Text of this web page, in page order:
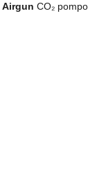
Airgun CO₂